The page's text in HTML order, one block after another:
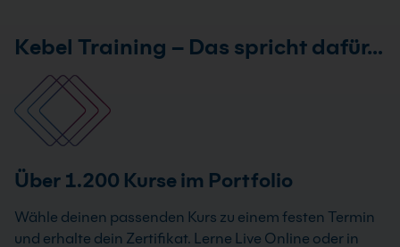
Kebel Training – Das spricht dafür…
Über 1.200 Kurse im Portfolio
Wähle deinen passenden Kurs zu einem festen Termin
und erhalte dein Zertifikat. Lerne Live Online oder in